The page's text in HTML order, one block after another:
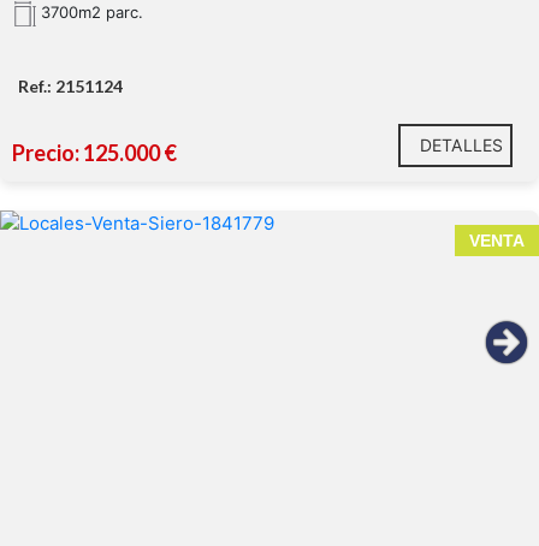
3700m2 parc.
Ref.: 2151124
Precio: 125.000 € DETALLES
VENTA